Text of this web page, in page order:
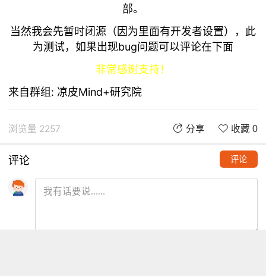
部。
当然我会先暂时闭源（因为里面有开发者设置），此
为测试，如果出现bug问题可以评论在下面
非常感谢支持！
来自群组: 凉皮Mind+研究院
浏览量 2257 分享 收藏 0
评论 评论